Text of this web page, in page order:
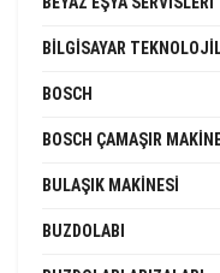
BILGISAYAR
BOSCH
BOSCH ÇAMAŞIR
BULAŞIK MAKINESI
BUZDOLABI